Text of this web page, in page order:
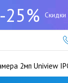
-25%
2мп Uniview